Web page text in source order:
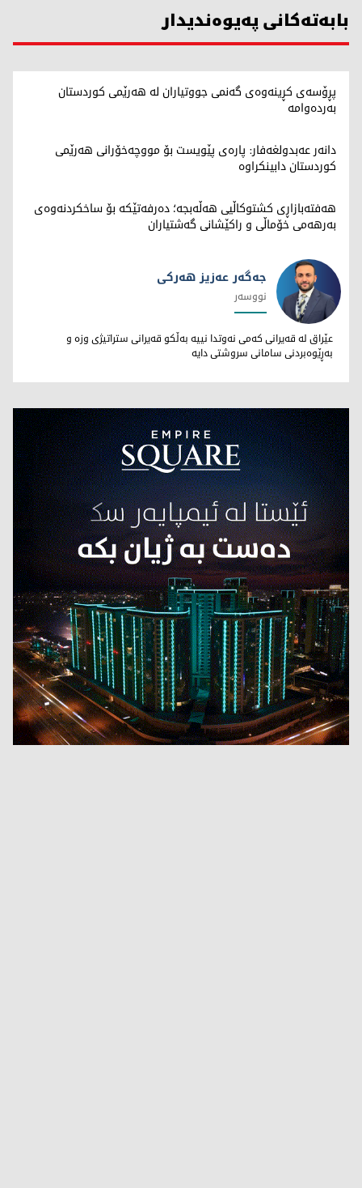
بابەتەکانی پەیوەندیدار
پڕۆسەی کڕینەوەی گەنمی جووتیاران لە هەرێمی کوردستان
بەردەوامە
دانەر عەبدولغەفار: پارەی پێویست بۆ مووچەخۆرانی هەرێمی
کوردستان دابینکراوە
هەفتەبازاڕی کشتوکاڵیی هەڵەبجە؛ دەرفەتێکە بۆ ساخکردنەوەی
بەرهەمی خۆماڵی و راکێشانی گەشتیاران
جەگەر عەزیز هەرکی
جەگەر عەزیز هەرکی
نووسەر
عێراق لە قەیرانی کەمی نەوتدا نییە بەڵکو قەیرانی ستراتیژی وزە و
بەڕێوەبردنی سامانی سروشتی دایە